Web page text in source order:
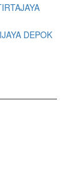
DEPOK